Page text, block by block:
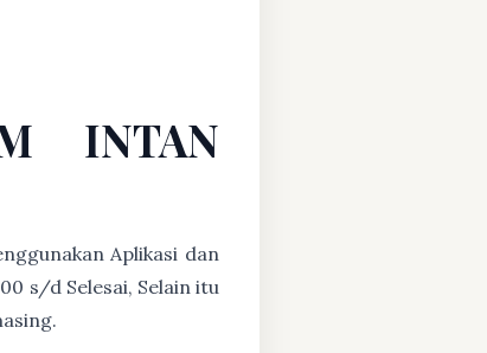
INTAN
Aplikasi dan
s/d Selesai, Selain itu